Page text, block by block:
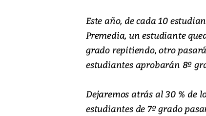
Este año, de cada 10
Premedia, un estudiante
grado repitiendo, otro
estudiantes aprobarán 8º
Dejaremos atrás al 30 % de
estudiantes de 7º grado